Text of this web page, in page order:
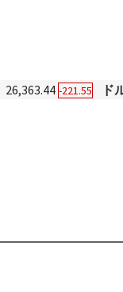
26,363.44 -221.55 ド